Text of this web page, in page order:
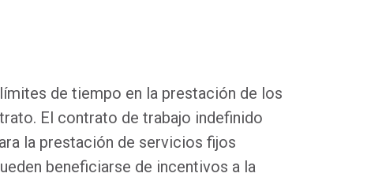
de tiempo en la prestación de los
El contrato de trabajo indefinido
la prestación de servicios fijos
beneficiarse de incentivos a la